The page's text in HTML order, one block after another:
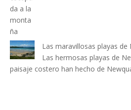
Las maravillosas playas de
Las hermosas playas de
paisaje costero han hecho de